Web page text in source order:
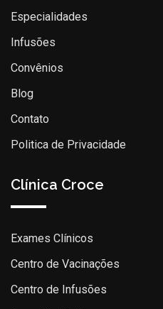
Especialidades
Infusões
Convênios
Blog
Contato
Politica de Privacidade
Clínica Croce
Exames Clínicos
Centro de Vacinações
Centro de Infusões